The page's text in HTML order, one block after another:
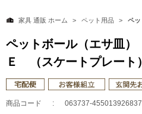
家具 通販 ホーム ペット用品 ペッ
ペットボール（エサ皿
Ｅ （スケートプレー
商品コード 063737-